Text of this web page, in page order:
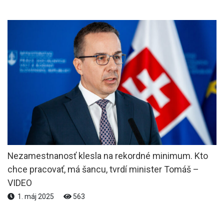
Nezamestnanosť klesla na rekordné minimum. Kto
chce pracovať, má šancu, tvrdí minister Tomáš –
VIDEO
1. máj 2025 563